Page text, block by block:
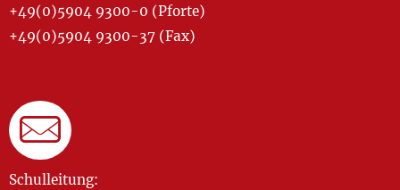
+49(0)5904 9300-0 (Pforte)
+49(0)5904 9300-37 (Fax)
Schulleitung: